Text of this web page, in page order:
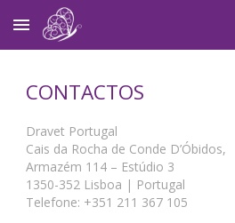
Skip to main content
CONTACTOS
Dravet Portugal
Cais da Rocha de Conde D’Óbidos,
Armazém 114 – Estúdio 3
1350-352 Lisboa | Portugal
Telefone: +351 211 367 105